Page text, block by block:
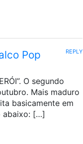
Pop
O segundo
Mais maduro
basicamente em
abaixo: […]
REPLY